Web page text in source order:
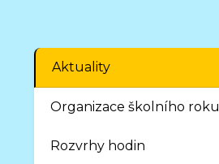
Aktuality
Organizace školního roku
Rozvrhy hodin